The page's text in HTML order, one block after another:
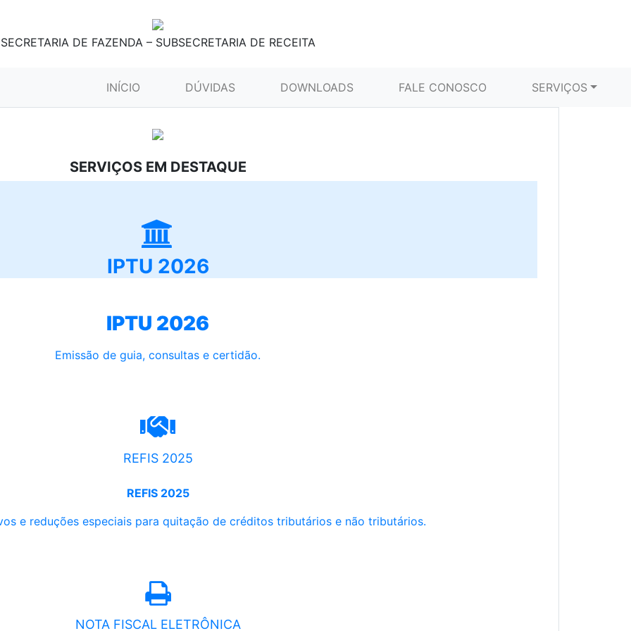
SECRETARIA DE FAZENDA – SUBSECRETARIA DE RECEITA
INÍCIO (CURRENT)DÚVIDAS DOWNLOADS FALE CONOSCO SERVIÇOS
SERVIÇOS EM DESTAQUE
IPTU 2026
IPTU 2026
Emissão de guia, consultas e certidão.
REFIS 2025
REFIS 2025
e reduções especiais para quitação de créditos tributários e não tributários.
NOTA FISCAL ELETRÔNICA